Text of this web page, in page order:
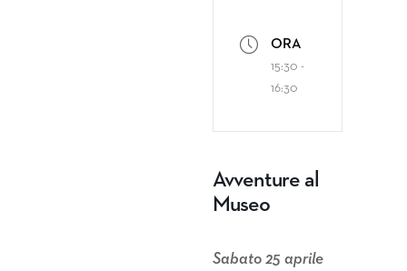
ORA
15:30 -
16:30
Avventure al
Museo
Sabato 25 aprile